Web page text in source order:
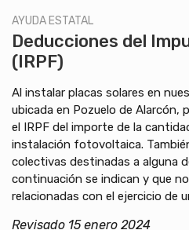
AYUDA ESTATAL
Deducciones del
(IRPF)
Al instalar placas solares en
ubicada en Pozuelo de Alarcón,
el IRPF del importe de la
instalación fotovoltaica.
colectivas destinadas a alguna
continuación se indican y que
relacionadas con el ejercicio de
Revisado 15 enero 2024